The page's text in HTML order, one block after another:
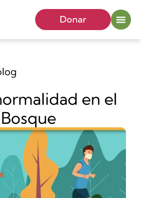
Donar
en el
Bosque